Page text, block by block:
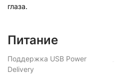
глаза.
Питание
Поддержка USB Power
Delivery